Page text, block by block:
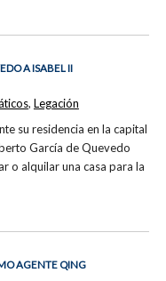
A ISABEL II
su residencia en la capital
García de Quevedo
o alquilar una casa para la
, Legación
AGENTE QING